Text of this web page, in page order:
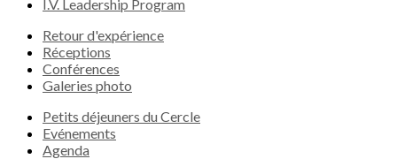
I.V. Leadership Program
Retour d'expérience
Réceptions
Conférences
Galeries photo
Petits déjeuners du Cercle
Evénements
Agenda